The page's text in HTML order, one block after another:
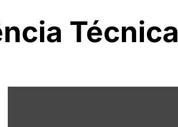
Técnica